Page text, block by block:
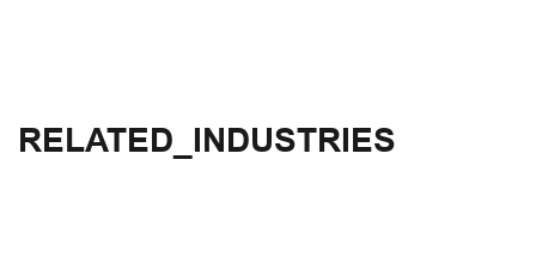
RELATED_INDUSTRIES